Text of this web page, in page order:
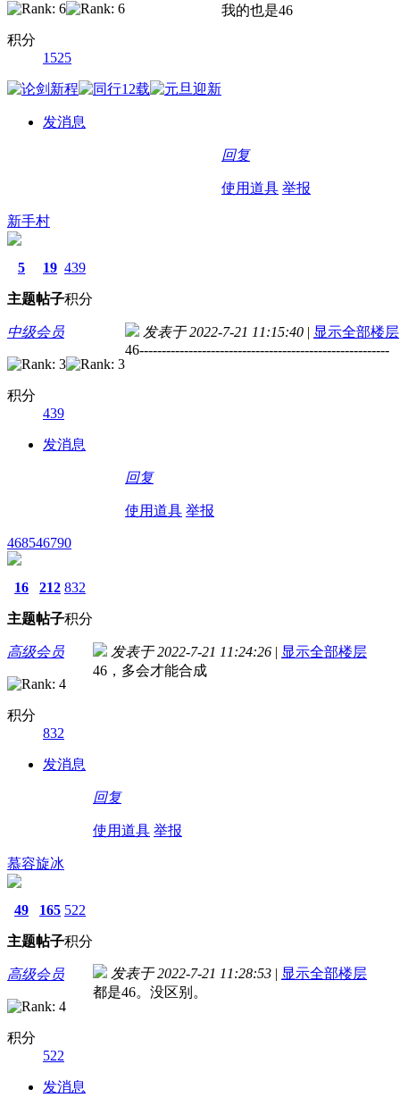
积分
1525
发消息
我的也是46
回复
使用道具 举报
新手村
5
主题
19
帖子
439
积分
中级会员
积分
439
发消息
发表于 2022-7-21 11:15:40 | 显示全部楼层
46--------------------------------------------------------
回复
使用道具 举报
468546790
16
主题
212
帖子
832
积分
高级会员
积分
832
发消息
发表于 2022-7-21 11:24:26 | 显示全部楼层
46，多会才能合成
回复
使用道具 举报
慕容旋冰
49
主题
165
帖子
522
积分
高级会员
积分
522
发消息
发表于 2022-7-21 11:28:53 | 显示全部楼层
都是46。没区别。